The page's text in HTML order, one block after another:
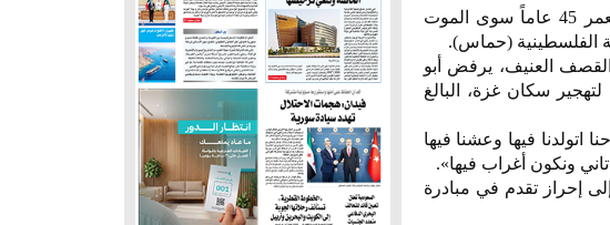
كلما يتأمل منصور أبو الخير ما حوله في غزة، لا يرى الرجل الفلسطيني البالغ من العمر 45 عاماً سوى الموت
الفلسطينية (حماس).
العنيف، يرفض أبو
سكان غزة، البالغ
اتولدنا فيها وعشنا فيها
ونكون أغراب فيها».
إحراز تقدم في مبادرة